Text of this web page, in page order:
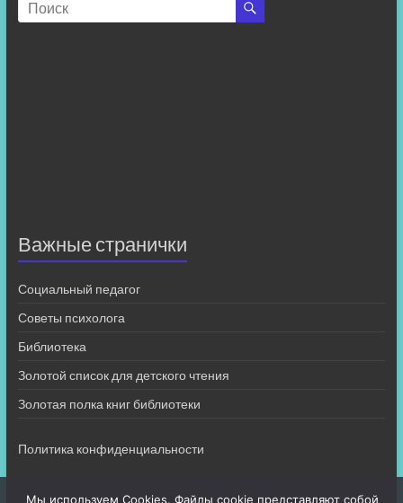
Важные странички
Социальный педагог
Советы психолога
Библиотека
Золотой список для детского чтения
Золотая полка книг библиотеки
Политика конфиденциальности
Мы используем Cookies. Файлы cookie представляют собой